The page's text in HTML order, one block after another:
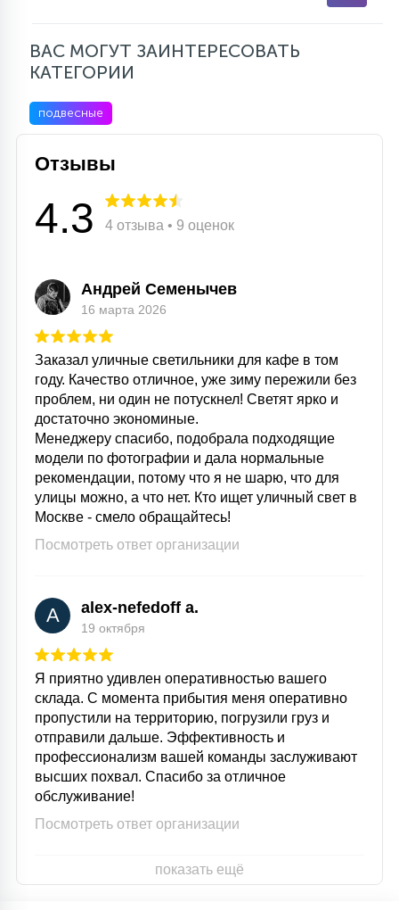
ВАС МОГУТ ЗАИНТЕРЕСОВАТЬ
КАТЕГОРИИ
подвесные
Отзывы
4.3 4 отзыва • 9 оценок
Андрей Семенычев
16 марта 2026
Заказал уличные светильники для кафе в том
году. Качество отличное, уже зиму пережили без
проблем, ни один не потускнел! Светят ярко и
достаточно экономиные.
Менеджеру спасибо, подобрала подходящие
модели по фотографии и дала нормальные
рекомендации, потому что я не шарю, что для
улицы можно, а что нет. Кто ищет уличный свет в
Москве - смело обращайтесь!
Посмотреть ответ организации
A alex-nefedoff a.
19 октября
Я приятно удивлен оперативностью вашего
склада. С момента прибытия меня оперативно
пропустили на территорию, погрузили груз и
отправили дальше. Эффективность и
профессионализм вашей команды заслуживают
высших похвал. Спасибо за отличное
обслуживание!
Посмотреть ответ организации
показать ещё